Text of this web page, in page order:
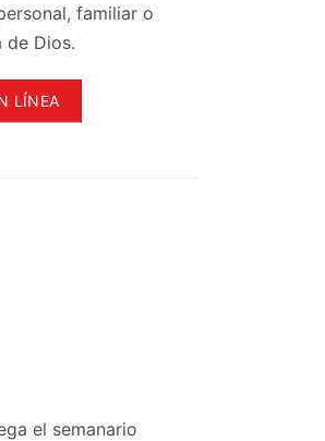
familiar o
de Dios.
LÍNEA
el semanario